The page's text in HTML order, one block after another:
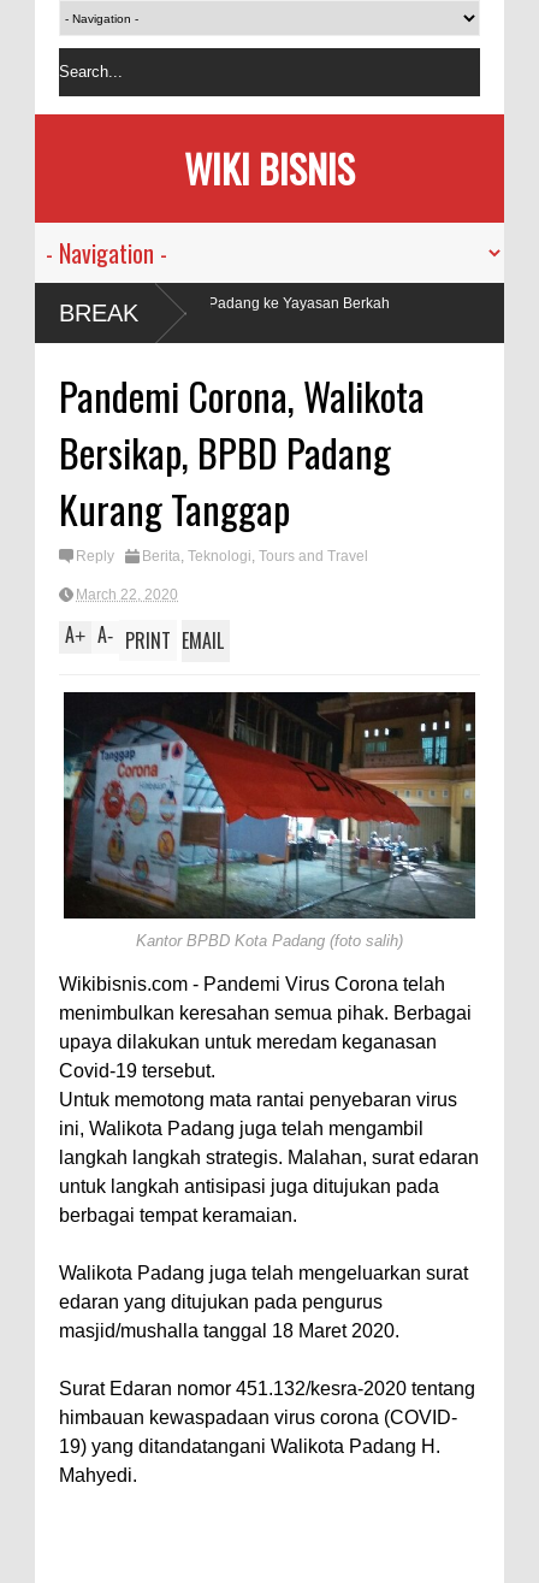
WIKI BISNIS
BREAK
ke Yayasan Berkah
Pandemi Corona, Walikota
Bersikap, BPBD Padang
Kurang Tanggap
Reply Berita, Teknologi, Tours and Travel
March 22, 2020
A+ A- PRINT EMAIL
Kantor BPBD Kota Padang (foto salih)
Wikibisnis.com - Pandemi Virus Corona telah
menimbulkan keresahan semua pihak. Berbagai
upaya dilakukan untuk meredam keganasan
Covid-19 tersebut.
Untuk memotong mata rantai penyebaran virus
ini, Walikota Padang juga telah mengambil
langkah langkah strategis. Malahan, surat edaran
untuk langkah antisipasi juga ditujukan pada
berbagai tempat keramaian.
Walikota Padang juga telah mengeluarkan surat
edaran yang ditujukan pada pengurus
masjid/mushalla tanggal 18 Maret 2020.
Surat Edaran nomor 451.132/kesra-2020 tentang
himbauan kewaspadaan virus corona (COVID-
19) yang ditandatangani Walikota Padang H.
Mahyedi.